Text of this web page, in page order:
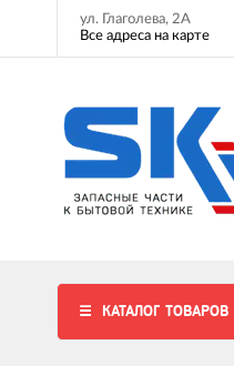
ул. Глаголева, 2А
Все адреса на карте
КАТАЛОГ ТОВАРОВ